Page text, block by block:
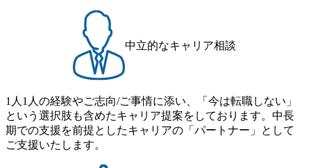
中立的なキャリア相談
1人1人の経験やご志向/ご事情に添い、「今は転職しない」
という選択肢も含めたキャリア提案をしております。中長
期での支援を前提としたキャリアの「パートナー」として
ご支援いたします。